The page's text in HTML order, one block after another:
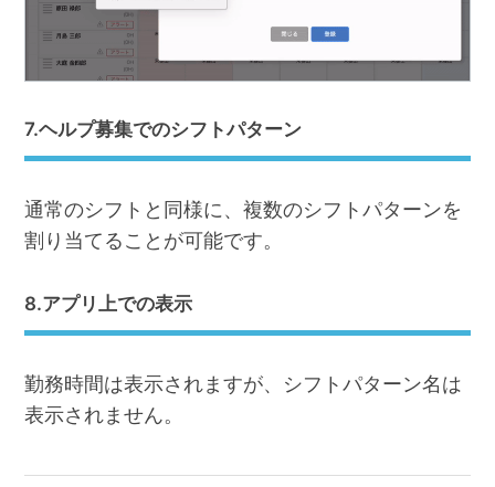
7.ヘルプ募集でのシフトパターン
通常のシフトと同様に、複数のシフトパターンを
割り当てることが可能です。
8.アプリ上での表示
勤務時間は表示されますが、シフトパターン名は
表示されません。